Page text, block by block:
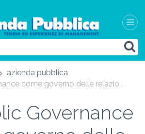
azienda pubblica
la public governance come governo delle relazioni fra diversi soggetti istituzionali su un territorio. il caso di un'agenzia di ambito territoriale ottimale
Governance